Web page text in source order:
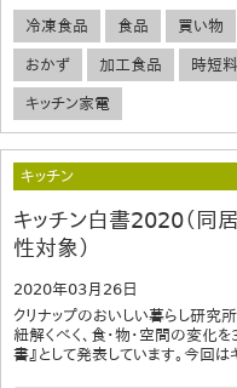
冷凍食品 食品 買い物
おかず 加工食品 時短
キッチン家電
キッチン
キッチン白書2020（同
性対象）
2020年03月26日
クリナップのおいしい暮らし研究
紐解くべく、食・物・空間の変化
書』として発表しています。今回